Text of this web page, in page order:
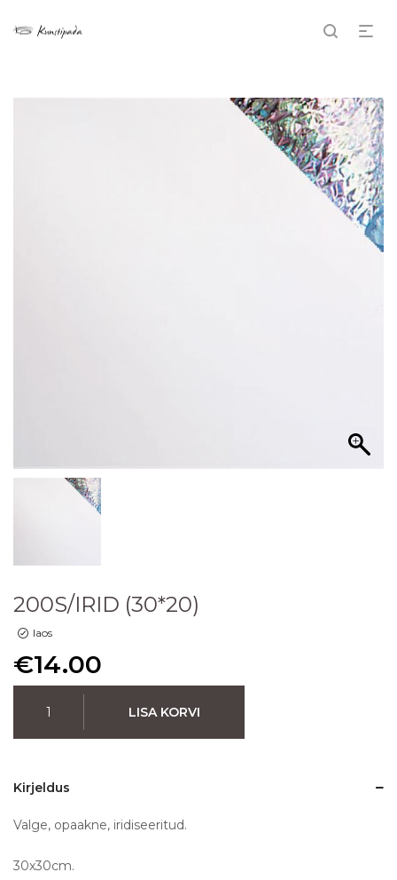
200S/IRID (30*20)
laos
€14.00
LISA KORVI
Kirjeldus
Valge, opaakne, iridiseeritud.
30x30cm.